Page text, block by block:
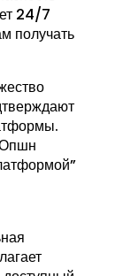
24/7
получать